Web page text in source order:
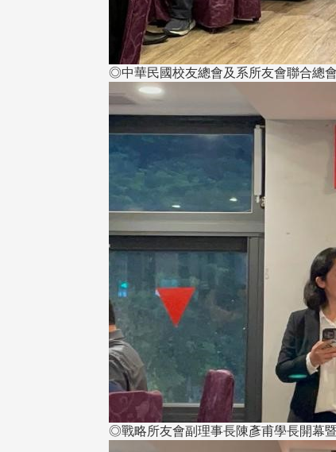
◎中華民國校友總會及系所友會聯合總
◎戰略所友會副理事長陳彥甫學長開幕